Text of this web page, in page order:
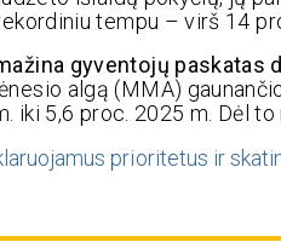
tempu – virš 14
gyventojų paskatas
algą (MMA)
iki 5,6 proc. 2025 m. Dėl
prioritetus ir